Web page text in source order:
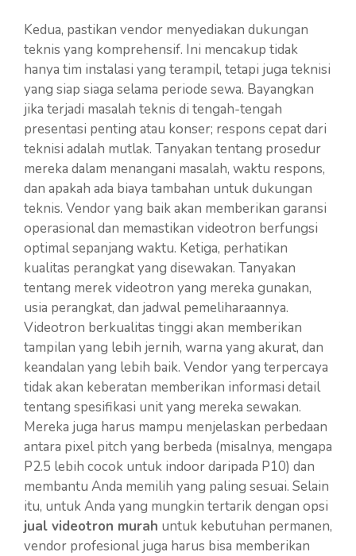
Kedua, pastikan vendor menyediakan dukungan
teknis yang komprehensif. Ini mencakup tidak
hanya tim instalasi yang terampil, tetapi juga teknisi
yang siap siaga selama periode sewa. Bayangkan
jika terjadi masalah teknis di tengah-tengah
presentasi penting atau konser; respons cepat dari
teknisi adalah mutlak. Tanyakan tentang prosedur
mereka dalam menangani masalah, waktu respons,
dan apakah ada biaya tambahan untuk dukungan
teknis. Vendor yang baik akan memberikan garansi
operasional dan memastikan videotron berfungsi
optimal sepanjang waktu. Ketiga, perhatikan
kualitas perangkat yang disewakan. Tanyakan
tentang merek videotron yang mereka gunakan,
usia perangkat, dan jadwal pemeliharaannya.
Videotron berkualitas tinggi akan memberikan
tampilan yang lebih jernih, warna yang akurat, dan
keandalan yang lebih baik. Vendor yang terpercaya
tidak akan keberatan memberikan informasi detail
tentang spesifikasi unit yang mereka sewakan.
Mereka juga harus mampu menjelaskan perbedaan
antara pixel pitch yang berbeda (misalnya, mengapa
P2.5 lebih cocok untuk indoor daripada P10) dan
membantu Anda memilih yang paling sesuai. Selain
itu, untuk Anda yang mungkin tertarik dengan opsi
jual videotron murah untuk kebutuhan permanen,
vendor profesional juga harus bisa memberikan